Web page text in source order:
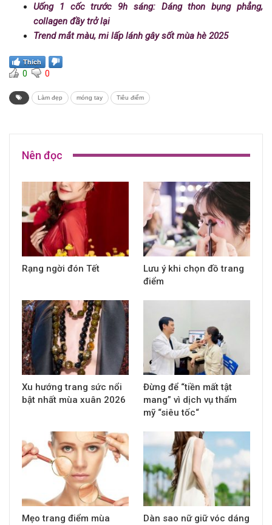
Uống 1 cốc trước 9h sáng: Dáng thon bụng phẳng,
collagen đầy trở lại
Trend mắt màu, mi lấp lánh gây sốt mùa hè 2025
Thích
0 0
Làm đẹp móng tay Tiêu điểm
Nên đọc
Rạng ngời đón Tết
Lưu ý khi chọn đồ trang
điểm
Xu hướng trang sức nổi
bật nhất mùa xuân 2026
Đừng để “tiền mất tật
mang” vì dịch vụ thẩm
mỹ “siêu tốc“
Mẹo trang điểm mùa
Dàn sao nữ giữ vóc dáng